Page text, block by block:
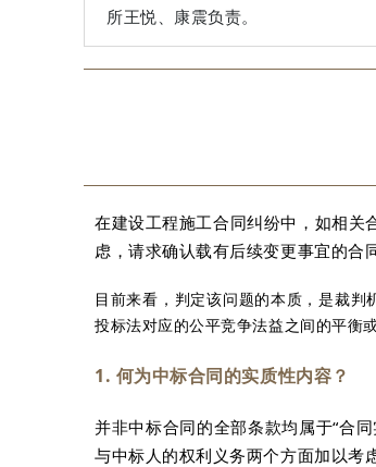
所王悦、康震负责。
在建设工程施工合同纠纷中，如相关
虑，请求确认载有后续变更事宜的合
目前来看，判定该问题的本质，是裁
投标法对应的公平竞争法益之间的平衡
1. 何为中标合同的实质性内容？
并非中标合同的全部条款均属于“合
与中标人的权利义务两个方面加以考虑